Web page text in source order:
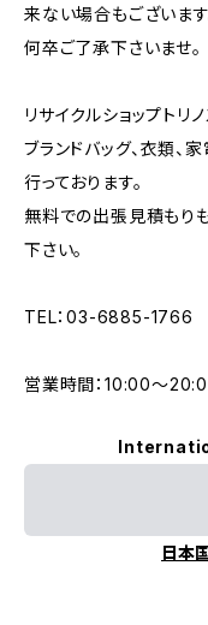
来ない場合もございます
何卒ご了承下さいませ。
リサイクルショップトリ
ブランドバッグ、衣類、
行っております。
無料での出張見積もり
下さい。
TEL：03-6885-1766
営業時間：10:00〜
日本